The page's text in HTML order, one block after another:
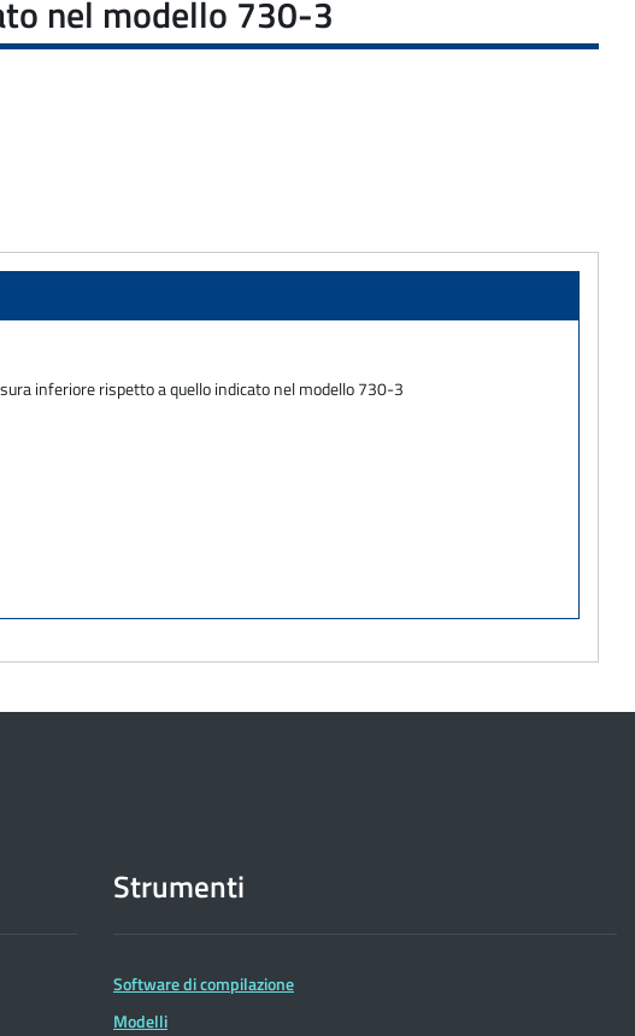
nel modello 730-3
inferiore rispetto a quello indicato nel modello 730-3
Strumenti
Software di compilazione
Modelli